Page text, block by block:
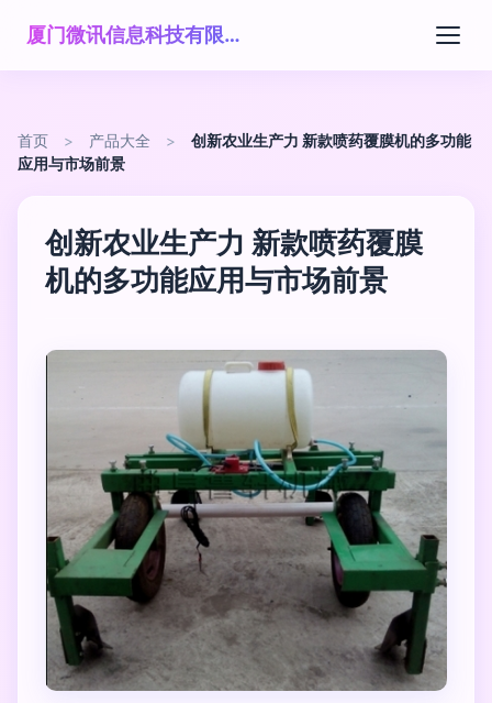
厦门微讯信息科技有限公司
首页 > 产品大全 >
创新农业生产力 新款喷药覆膜机的多功能
应用与市场前景
创新农业生产力 新款喷药覆膜
机的多功能应用与市场前景